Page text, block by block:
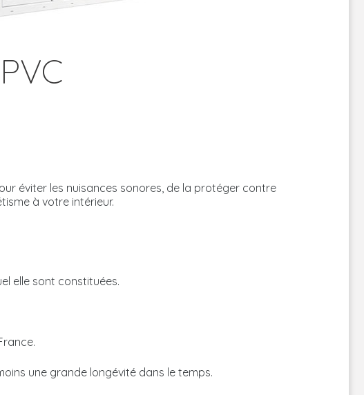
éviter les nuisances sonores, de la protéger contre
à votre intérieur.
elle sont constituées.
une grande longévité dans le temps.